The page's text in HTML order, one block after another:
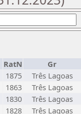
RatN
Gr
1875
Três Lagoas
1863
Três Lagoas
1830
Três Lagoas
1828
Três Lagoas